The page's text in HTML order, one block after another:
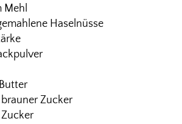
Mehl
Haselnüsse
Zucker